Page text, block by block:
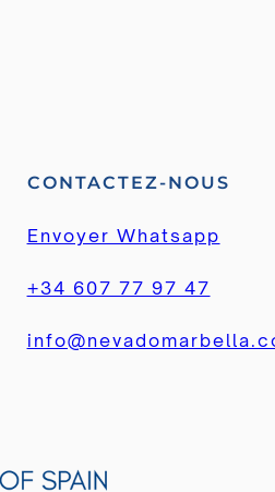
CONTACTEZ-NOUS
Envoyer Whatsapp
+34 607 77 97 47